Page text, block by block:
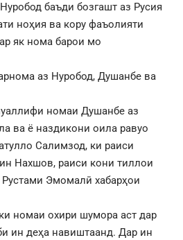
баъди бозгашт аз Русия
ноҳия ва кору фаъолияти
як нома барои мо
аз Нуробод, Душанбе ва
номаи Душанбе аз
ва ё наздикони оила равуо
Салимзод, ки раиси
Нахшов, раиси кони тиллои
Эмомалӣ хабарҳои
номаи охири шумора аст дар
ин деҳа навиштаанд. Дар ин